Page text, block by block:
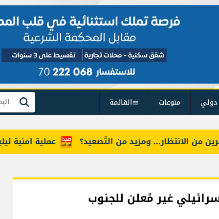
منوعات القائمة بحث
عملية امنية ليلية ومزيد من التّصعيد؟
غير مُعلن للجنوب